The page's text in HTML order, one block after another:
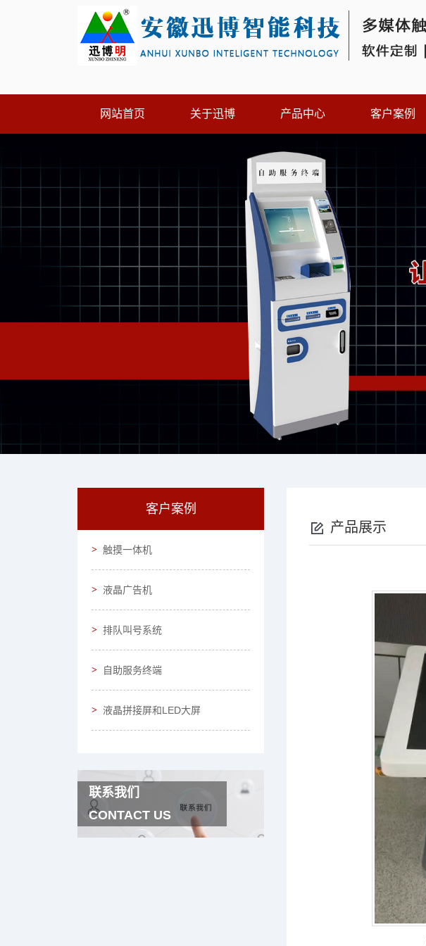
网站首页 关于迅博 产品中心 客户案例
客户案例
触摸一体机
液晶广告机
排队叫号系统
自助服务终端
液晶拼接屏和LED大屏
联系我们
CONTACT US
产品展示